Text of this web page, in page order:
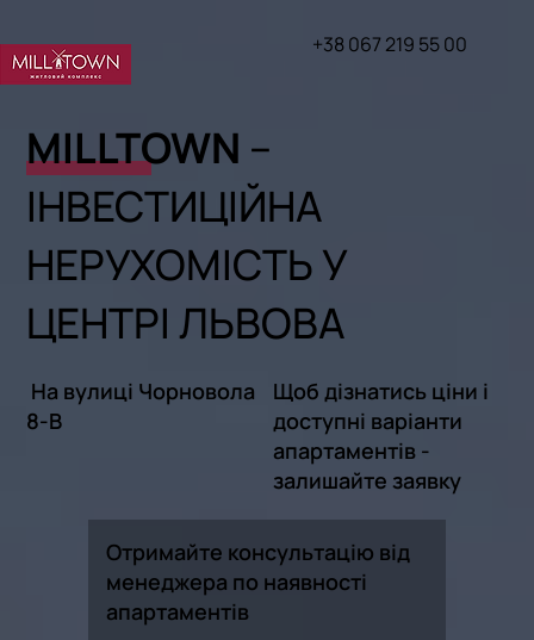
MILLTOWN –
ІНВЕСТИЦІЙНА
НЕРУХОМІСТЬ У
ЦЕНТРІ ЛЬВОВА
На вулиці Чорновола
8-В
Щоб дізнатись ціни і
доступні варіанти
апартаментів -
залишайте заявку
Отримайте консультацію від
менеджера по наявності
апартаментів
+38 067 219 55 00